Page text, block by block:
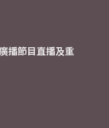
播節目直播及重